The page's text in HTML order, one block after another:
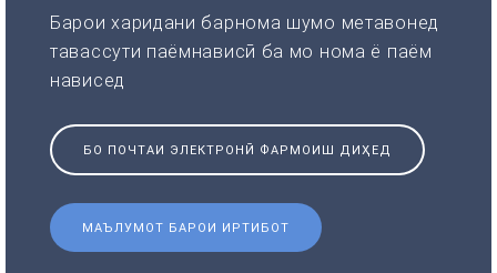
Барои харидани барнома шумо метавонед
тавассути паёмнависӣ ба мо нома ё паём
нависед
БО ПОЧТАИ ЭЛЕКТРОНӢ ФАРМОИШ ДИҲЕД
МАЪЛУМОТ БАРОИ ИРТИБОТ